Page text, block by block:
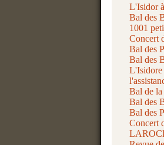
L'Isidor
Bal des
1001
Concert
Bal des
Bal des
L'Isidore
Bal de la
Bal des
Bal des
Concert